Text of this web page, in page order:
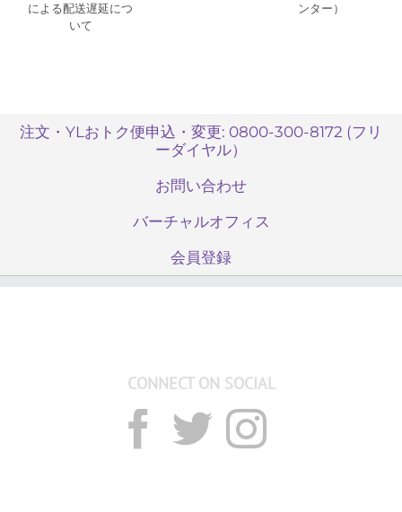
による配送遅延につ
いて
ンター）
注文・YLおトク便申込・変更: 0800-300-8172 (フリ
ーダイヤル）
お問い合わせ
バーチャルオフィス
会員登録
CONNECT ON SOCIAL